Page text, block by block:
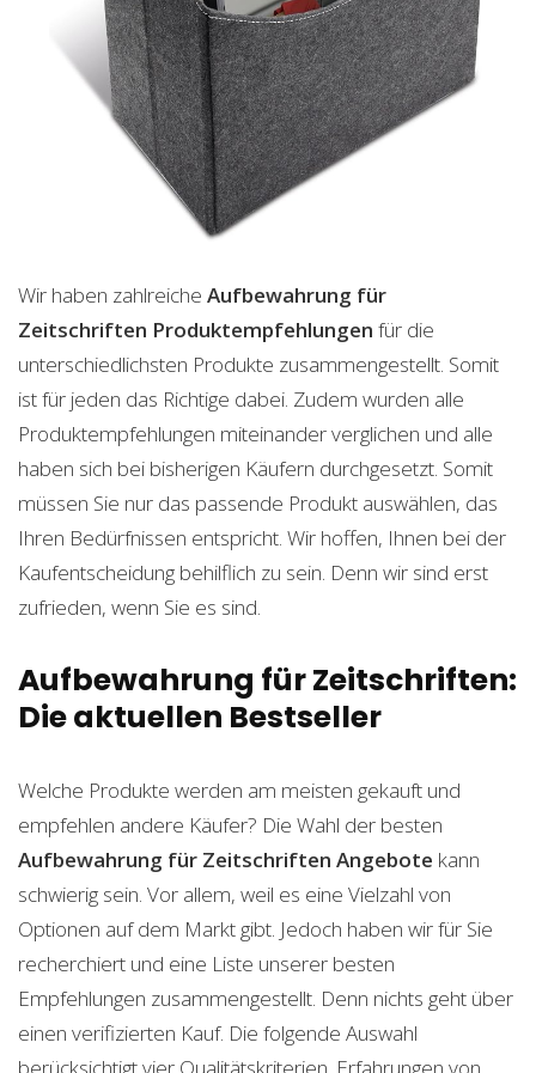
Wir haben zahlreiche Aufbewahrung für
Zeitschriften Produktempfehlungen für die
unterschiedlichsten Produkte zusammengestellt. Somit
ist für jeden das Richtige dabei. Zudem wurden alle
Produktempfehlungen miteinander verglichen und alle
haben sich bei bisherigen Käufern durchgesetzt. Somit
müssen Sie nur das passende Produkt auswählen, das
Ihren Bedürfnissen entspricht. Wir hoffen, Ihnen bei der
Kaufentscheidung behilflich zu sein. Denn wir sind erst
zufrieden, wenn Sie es sind.
Aufbewahrung für Zeitschriften:
Die aktuellen Bestseller
Welche Produkte werden am meisten gekauft und
empfehlen andere Käufer? Die Wahl der besten
Aufbewahrung für Zeitschriften Angebote kann
schwierig sein. Vor allem, weil es eine Vielzahl von
Optionen auf dem Markt gibt. Jedoch haben wir für Sie
recherchiert und eine Liste unserer besten
Empfehlungen zusammengestellt. Denn nichts geht über
einen verifizierten Kauf. Die folgende Auswahl